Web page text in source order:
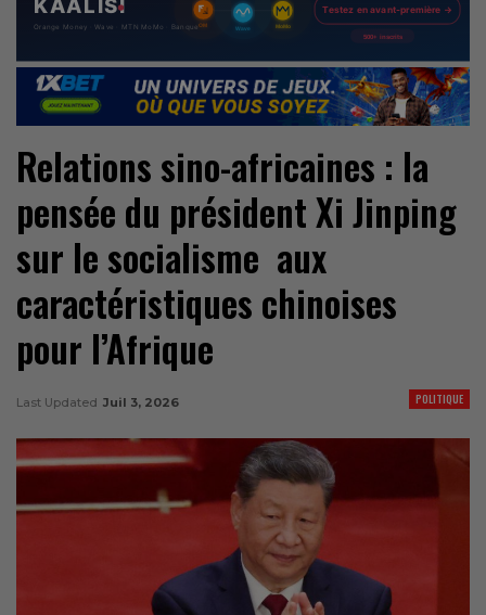
Relations sino-africaines : la
pensée du président Xi Jinping
sur le socialisme aux
caractéristiques chinoises
pour l’Afrique
POLITIQUE
Last Updated Juil 3, 2026